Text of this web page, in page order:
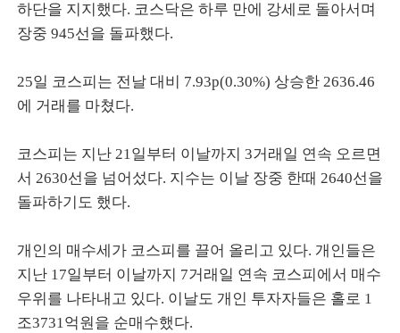
하단을 지지했다. 코스닥은 하루 만에 강세로 돌아서며
장중 945선을 돌파했다.
25일 코스피는 전날 대비 7.93p(0.30%) 상승한 2636.46
에 거래를 마쳤다.
코스피는 지난 21일부터 이날까지 3거래일 연속 오르면
서 2630선을 넘어섰다. 지수는 이날 장중 한때 2640선을
돌파하기도 했다.
개인의 매수세가 코스피를 끌어 올리고 있다. 개인들은
지난 17일부터 이날까지 7거래일 연속 코스피에서 매수
우위를 나타내고 있다. 이날도 개인 투자자들은 홀로 1
조3731억원을 순매수했다.